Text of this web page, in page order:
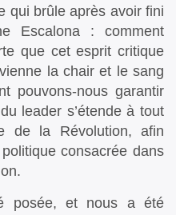
qui brûle après avoir fini
Escalona : comment
que cet esprit critique
la chair et le sang
pouvons-nous garantir
leader s’étende à tout
de la Révolution, afin
politique consacrée dans
posée, et nous a été